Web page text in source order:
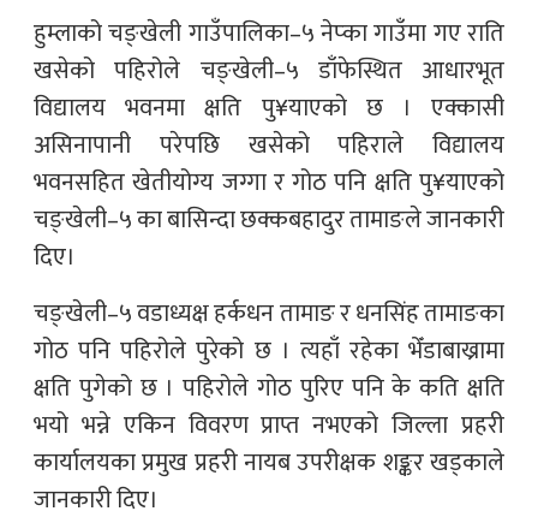
हुम्लाको चङ्खेली गाउँपालिका–५ नेप्का गाउँमा गए राति
खसेको पहिरोले चङ्खेली–५ डाँफेस्थित आधारभूत
विद्यालय भवनमा क्षति पु¥याएको छ । एक्कासी
असिनापानी परेपछि खसेको पहिराले विद्यालय
भवनसहित खेतीयोग्य जग्गा र गोठ पनि क्षति पु¥याएको
चङ्खेली–५ का बासिन्दा छक्कबहादुर तामाङले जानकारी
दिए।
चङ्खेली–५ वडाध्यक्ष हर्कधन तामाङ र धनसिंह तामाङका
गोठ पनि पहिरोले पुरेको छ । त्यहाँ रहेका भेँडाबाख्रामा
क्षति पुगेको छ । पहिरोले गोठ पुरिए पनि के कति क्षति
भयो भन्ने एकिन विवरण प्राप्त नभएको जिल्ला प्रहरी
कार्यालयका प्रमुख प्रहरी नायब उपरीक्षक शङ्कर खड्काले
जानकारी दिए।